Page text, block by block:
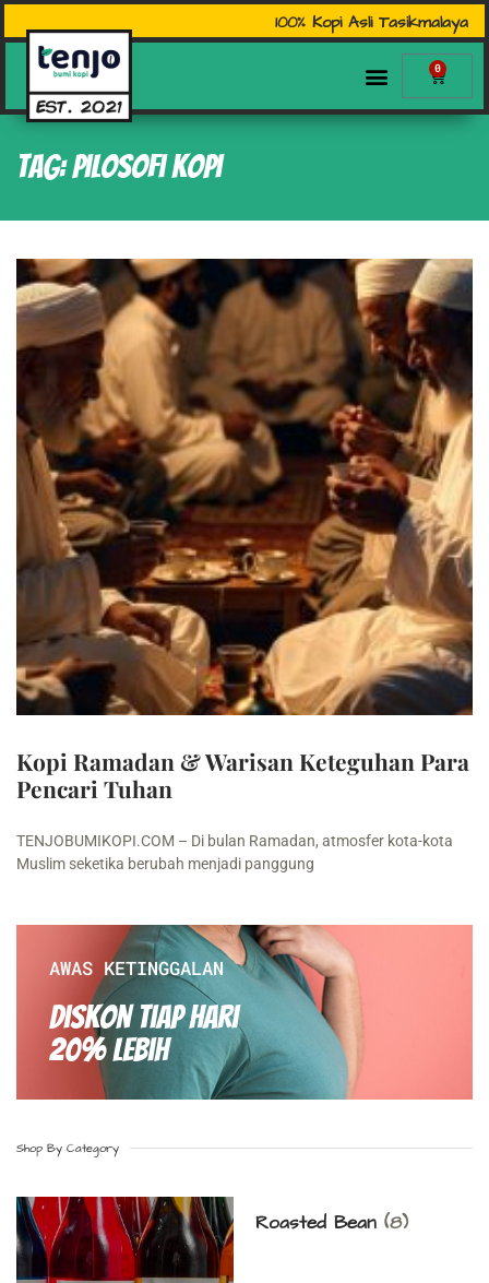
100% Kopi Asli Tasikmalaya
0
Tag: Pilosofi Kopi
Kopi Ramadan & Warisan Keteguhan Para
Pencari Tuhan
TENJOBUMIKOPI.COM – Di bulan Ramadan, atmosfer kota-kota
Muslim seketika berubah menjadi panggung
AWAS KETINGGALAN
Diskon Tiap hari
20% Lebih
Shop By Category
Roasted Bean (8)